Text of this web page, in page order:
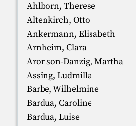
Ahlborn, Therese
Altenkirch, Otto
Ankermann, Elisabeth
Arnheim, Clara
Aronson-Danzig, Martha
Assing, Ludmilla
Barbe, Wilhelmine
Bardua, Caroline
Bardua, Luise